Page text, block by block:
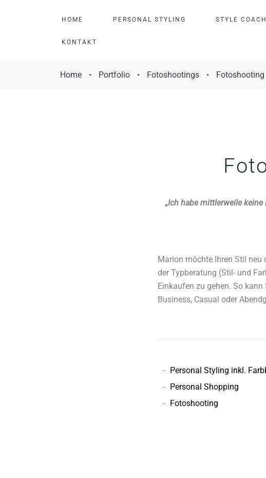
H O M E P E RSO N A L STY L N G STY L E COAC H
KO N TA KT
Home • Portfolio • Fotoshootings •
„Ich habe mittlerweile
Marion möchte Ihren Stil neu
der Typberatung (Stil- und
Einkaufen zu gehen. So
Business, Casual oder
- Personal Styling inkl.
- Personal Shopping
- Fotoshooting